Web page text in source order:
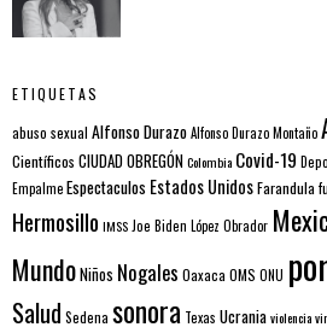
ETIQUETAS
abuso sexual Alfonso DurazoAlfonso Durazo Montaño
Científicos CIUDAD OBREGÓNColombia Covid-19
EmpalmeEspectaculos Estados UnidosFarandula
Hermosillo IMSS Joe Biden López Obrador
MundoNiños Nogales Oaxaca OMS ONU
Salud Sedena sonora Texas Ucraniaviolencia